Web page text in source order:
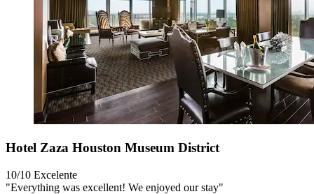
Hotel Zaza Houston Museum District
10/10 Excelente
"Everything was excellent! We enjoyed our stay"